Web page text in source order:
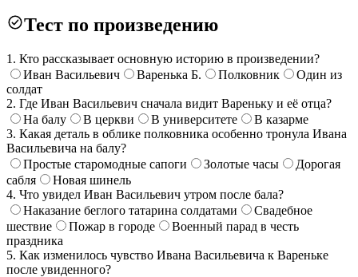
Тест по произведению
1. Кто рассказывает основную историю в произведении?
Иван Васильевич
Варенька Б. Полковник
Один из
солдат
2. Где Иван Васильевич сначала видит Вареньку и её отца?
На балу
В церкви В университете
В казарме
3. Какая деталь в облике полковника особенно тронула Ивана
Васильевича на балу?
Простые старомодные сапоги
Золотые часы
Дорогая
сабля
Новая шинель
4. Что увидел Иван Васильевич утром после бала?
Наказание беглого татарина солдатами
Свадебное
шествие
Пожар в городе
Военный парад в честь
праздника
5. Как изменилось чувство Ивана Васильевича к Вареньке
после увиденного?